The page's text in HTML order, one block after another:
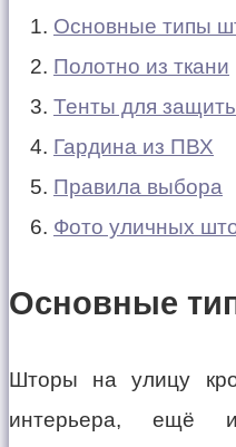
Основные типы
Полотно из ткани
Тенты для
Гардина из ПВХ
Правила выбора
Фото уличных
Основные
Шторы на улицу
интерьера, ещё